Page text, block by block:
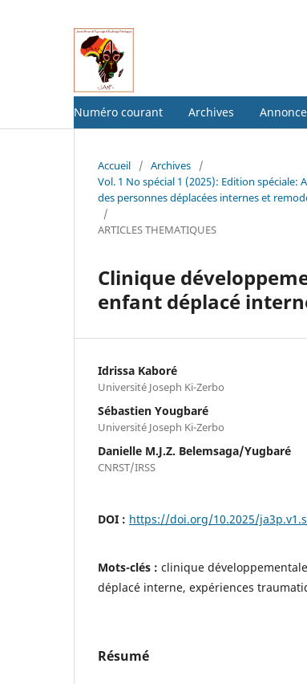
Numéro courant Archives
Accueil / Archives
/
Vol. 1 No spécial 1 (2025): Edition spéciale:
des personnes déplacées internes et
/
ARTICLES THEMATIQUES
Clinique
enfant déplacé
Idrissa Kaboré
Université Joseph Ki-Zerbo
Sébastien Yougbaré
Université Joseph Ki-Zerbo
Danielle M.J.Z. Belemsaga/Yugbaré
CNRST/IRSS
DOI : https://doi.org/10.2025/
Mots-clés : clinique
déplacé interne, expériences
Résumé